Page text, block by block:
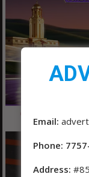
Email:
Phone:
Address: